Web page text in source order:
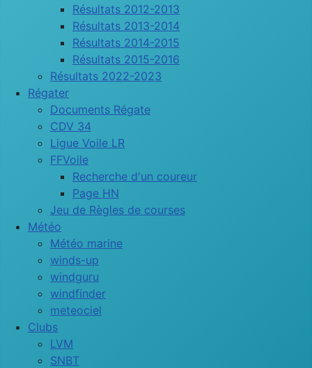
Résultats 2012-2013
Résultats 2013-2014
Résultats 2014-2015
Résultats 2015-2016
Résultats 2022-2023
Régater
Documents Régate
CDV 34
Ligue Voile LR
FFVoile
Recherche d'un coureur
Page HN
Jeu de Règles de courses
Météo
Météo marine
winds-up
windguru
windfinder
meteociel
Clubs
LVM
SNBT